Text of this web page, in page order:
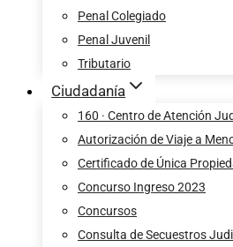
Penal Colegiado
Penal Juvenil
Tributario
Ciudadanía
160 · Centro de Atención
Autorización de Viaje a
Certificado de Única
Concurso Ingreso 2023
Concursos
Consulta de Secuestros